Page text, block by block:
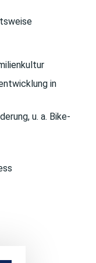
in
u. a. Bike-